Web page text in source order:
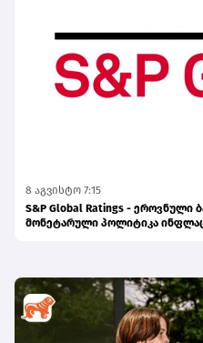
8 აგვისტო 7:15
S&P Global Ratings - ეროვნული
მონეტარული პოლიტიკა